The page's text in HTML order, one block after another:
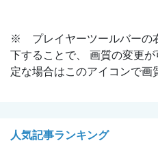
※ プレイヤーツールバーの
下することで、 画質の変更
定な場合はこのアイコンで画
人気記事ランキング